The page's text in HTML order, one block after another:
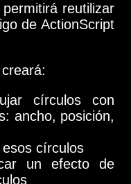
reutilizar
de ActionScript
círculos con
ancho, posición,
círculos
un efecto de